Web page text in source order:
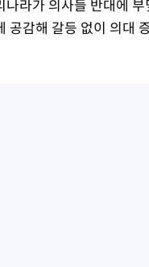
나라가 의사들 반대에
공감해 갈등 없이 의대